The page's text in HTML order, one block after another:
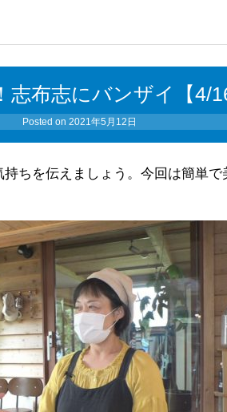
志布志にバンザイ【4/
Posted on2021年5月12日
ちを伝えましょう。今回は簡単